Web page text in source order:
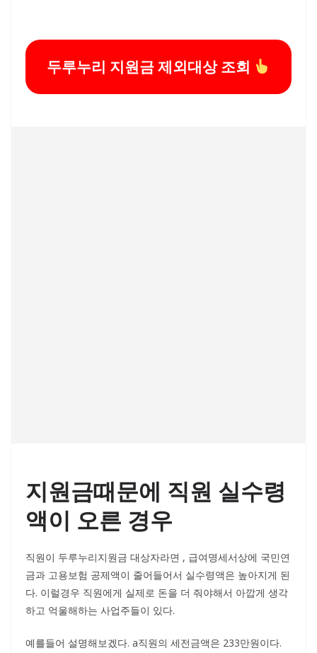
두루누리 지원금 제외대상 조회
지원금때문에 직원 실수령
액이 오른 경우
직원이 두루누리지원금 대상자라면 , 급여명세서상에 국민연
금과 고용보험 공제액이 줄어들어서 실수령액은 높아지게 된
다. 이럴경우 직원에게 실제로 돈을 더 줘야해서 아깝게 생각
하고 억울해하는 사업주들이 있다.
예를들어 설명해보겠다. a직원의 세전금액은 233만원이다.